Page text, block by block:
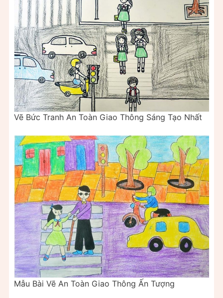
Vẽ Bức Tranh An Toàn Giao Thông Sáng Tạo Nhất
Mẫu Bài Vẽ An Toàn Giao Thông Ấn Tượng